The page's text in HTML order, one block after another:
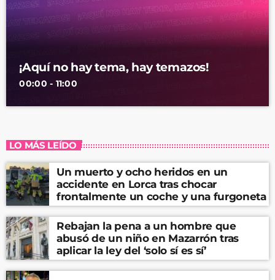
¡Aquí no hay tema, hay temazos!
00:00 - 11:00
LO MÁS LEÍDO
Un muerto y ocho heridos en un
accidente en Lorca tras chocar
frontalmente un coche y una furgoneta
Rebajan la pena a un hombre que
abusó de un niño en Mazarrón tras
aplicar la ley del ‘solo sí es sí’